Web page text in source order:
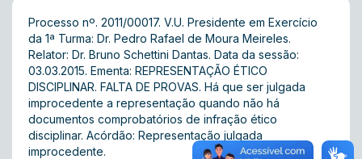
Processo nº. 2011/00017. V.U. Presidente em Exercício
da 1ª Turma: Dr. Pedro Rafael de Moura Meireles.
Relator: Dr. Bruno Schettini Dantas. Data da sessão:
03.03.2015. Ementa: REPRESENTAÇÃO ÉTICO
DISCIPLINAR. FALTA DE PROVAS. Há que ser julgada
improcedente a representação quando não há
documentos comprobatórios de infração ético
disciplinar. Acórdão: Representação julgada
improcedente.